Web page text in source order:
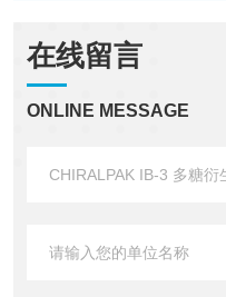
在线留言
ONLINE MESSAGE